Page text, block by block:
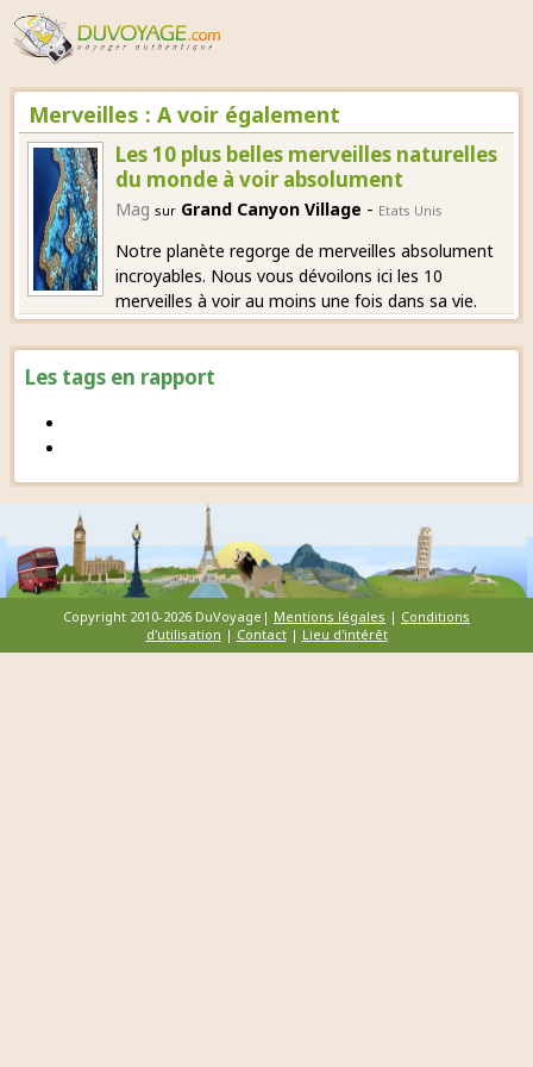
Les tags en rapport
Merveilles : A voir également
Les 10 plus belles merveilles naturelles
du monde à voir absolument
Mag sur Grand Canyon Village - Etats Unis
Notre planète regorge de merveilles absolument
incroyables. Nous vous dévoilons ici les 10
merveilles à voir au moins une fois dans sa vie.
Copyright 2010-2026 DuVoyage| Mentions légales | Conditions
d'utilisation | Contact| Lieu d'intérêt